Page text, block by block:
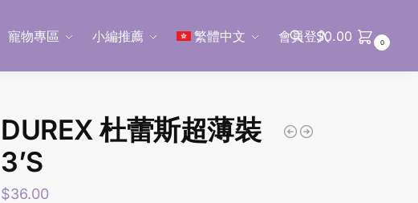
寵物專區 小編推薦 繁體中文 會員登入
$0.00 0
DUREX 杜蕾斯超薄裝
3’S
$36.00